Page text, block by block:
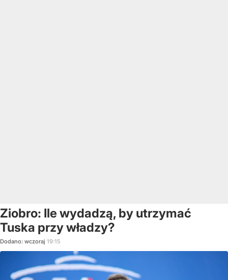
Ziobro: Ile wydadzą, by utrzymać
Tuska przy władzy?
Dodano: wczoraj 19:15